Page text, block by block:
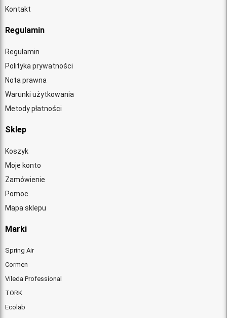
Kontakt
Regulamin
Regulamin
Polityka prywatności
Nota prawna
Warunki użytkowania
Metody płatności
Sklep
Koszyk
Moje konto
Zamówienie
Pomoc
Mapa sklepu
Marki
Spring Air
Cormen
Vileda Professional
TORK
Ecolab